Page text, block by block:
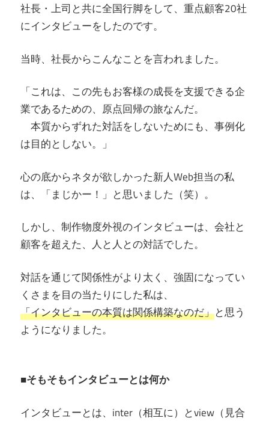
社長・上司と共に全国行脚をして、重点顧客20社
にインタビューをしたのです。
当時、社長からこんなことを言われました。
「これは、この先もお客様の成長を支援できる企
業であるための、原点回帰の旅なんだ。
本質からずれた対話をしないためにも、事例化
は目的としない。」
心の底からネタが欲しかった新人Web担当の私
は、「まじかー！」と思いました（笑）。
しかし、制作物度外視のインタビューは、会社と
顧客を超えた、人と人との対話でした。
対話を通じて関係性がより太く、強固になってい
くさまを目の当たりにした私は、
「インタビューの本質は関係構築なのだ」と思う
ようになりました。
■そもそもインタビューとは何か
インタビューとは、inter（相互に）とview（見合